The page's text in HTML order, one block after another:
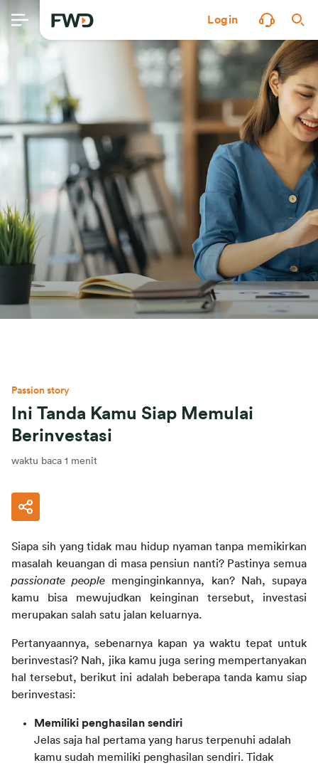
Login
Passion story
Ini Tanda Kamu Siap Memulai
Berinvestasi
waktu baca 1 menit
Siapa sih yang tidak mau hidup nyaman tanpa memikirkan
passionate people menginginkannya, kan? Nah, supaya
kamu bisa mewujudkan keinginan tersebut, investasi
merupakan salah satu jalan keluarnya.
Pertanyaannya, sebenarnya kapan ya waktu tepat untuk
berinvestasi? Nah, jika kamu juga sering mempertanyakan
hal tersebut, berikut ini adalah beberapa tanda kamu siap
berinvestasi:
Memiliki penghasilan sendiri
Jelas saja hal pertama yang harus terpenuhi adalah
kamu sudah memiliki penghasilan sendiri. Tidak